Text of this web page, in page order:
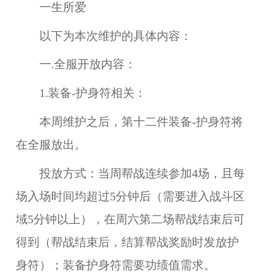
一生所爱
以下为本次维护的具体内容：
一.全服开放内容：
1.装备-护身符相关：
本周维护之后， 第十二件装备-护身符将
在全服放出。
投放方式： 当周帮战连续参加4场，且每
场入场时间均超过5分钟后（需要进入战斗区
域5分钟以上），在周六第二场帮战结束后可
得到（帮战结束后，结算帮战奖励时发放护
身符）；装备护身符需要功绩值需求。